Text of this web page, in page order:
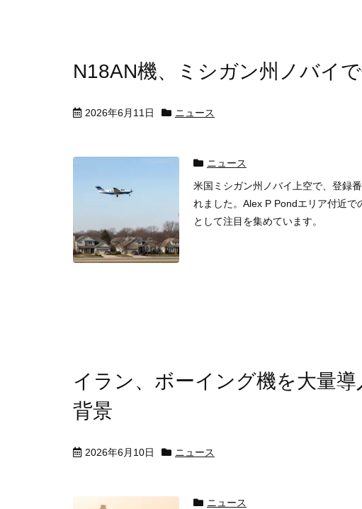
N18AN機、ミシガン州ノバイ
2026年6月11日 ニュース
ニュース
米国ミシガン州ノバイ上空で、登録
れました。Alex P Pondエリア付近
として注目を集めています。
イラン、ボーイング機を大量
背景
2026年6月10日 ニュース
ニュース